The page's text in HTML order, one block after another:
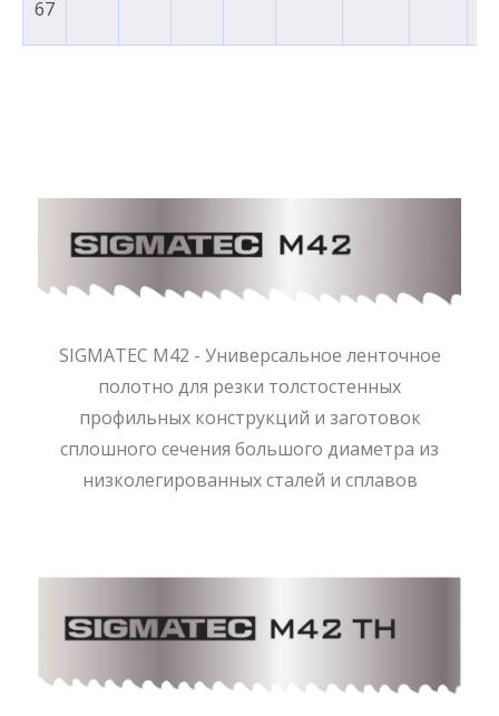
67
SIGMATEC M42 - Универсальное ленточное
полотно для резки толстостенных
профильных конструкций и заготовок
сплошного сечения большого диаметра из
низколегированных сталей и сплавов